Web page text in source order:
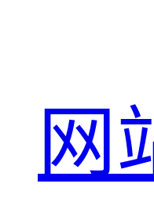
网